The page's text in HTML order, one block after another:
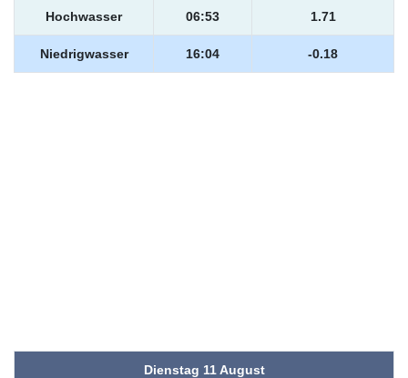
Hochwasser 06:53 1.71
Niedrigwasser 16:04 -0.18
Dienstag 11 August